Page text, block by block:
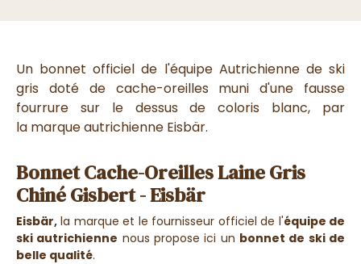
Un bonnet officiel de l'équipe Autrichienne de ski
gris doté de cache-oreilles muni d'une fausse
fourrure sur le dessus de coloris blanc, par
la marque autrichienne Eisbär.
Bonnet Cache-Oreilles Laine Gris
Chiné Gisbert - Eisbär
Eisbär, la marque et le fournisseur officiel de l'équipe de
ski autrichienne nous propose ici un bonnet de ski de
belle qualité.